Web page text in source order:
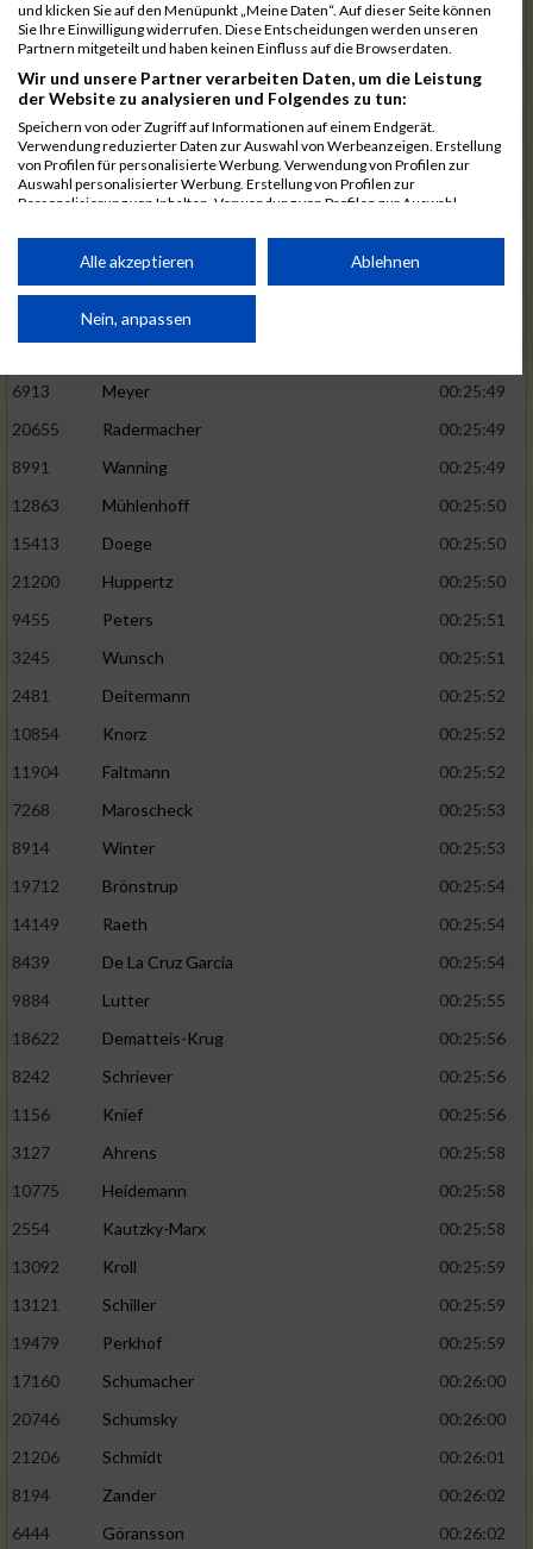
1582 Funken
00:25:42
12220
Cosma
00:25:43
9678
Exner
00:25:43
11817
Schmaul-Klaibee
6812
Koch
00:25:47
9610
Linß
00:25:47
706
Wehmeier
00:25:48
Küpper
Inhoff
6913
Meyer
00:25:49
20655
Radermacher
00:25:49
8991
Wanning
00:25:49
12863
Mühlenhoff
00:25:50
15413
Doege
00:25:50
21200
Huppertz
00:25:50
9455
Peters
00:25:51
3245
Wunsch
00:25:51
2481
Deitermann
00:25:52
10854
Knorz
00:25:52
11904
Faltmann
00:25:52
7268
Maroscheck
00:25:53
8914
Winter
00:25:53
19712
Brönstrup
00:25:54
14149
Raeth
00:25:54
8439
De La Cruz Garcia
00:25:54
9884
Lutter
00:25:55
18622
Dematteis-Krug
00:25:56
8242
Schriever
00:25:56
1156
Knief
00:25:56
3127
Ahrens
00:25:58
10775
Heidemann
00:25:58
2554
Kautzky-Marx
00:25:58
13092
Kroll
00:25:59
13121
Schiller
00:25:59
19479
Perkhof
00:25:59
17160
Schumacher
00:26:00
20746
Schumsky
00:26:00
21206
Schmidt
00:26:01
8194
Zander
00:26:02
6444
Göransson
00:26:02
und klicken Sie auf den Menüpunkt „Meine Daten“. Auf dieser Seite können
Sie Ihre Einwilligung widerrufen. Diese Entscheidungen werden unseren
Partnern mitgeteilt und haben keinen Einfluss auf die Browserdaten.
Wir und unsere Partner verarbeiten Daten, um die Leistung
der Website zu analysieren und Folgendes zu tun:
Speichern von oder Zugriff auf Informationen auf einem Endgerät.
Verwendung reduzierter Daten zur Auswahl von Werbeanzeigen. Erstellung
von Profilen für personalisierte Werbung. Verwendung von Profilen zur
Auswahl personalisierter Werbung. Erstellung von Profilen zur
Personalisierung von Inhalten. Verwendung von Profilen zur Auswahl
Performance von Inhalten. Analyse von Zielgruppen durch Statistiken oder
Kombinationen von Daten aus verschiedenen Quellen. Entwicklung und
von Inhalten.
Daten können außerhalb der Europäischen Union weitergegeben und in die
Website/App.
Partnerliste anzeigen (1 IAB-Anbieter)
Wir nutzen Ihre Daten für folgende Zwecke:
Speichern von oder Zugriff auf Informationen
auf einem Endgerät
von Werbeanzeigen
Werbung
personalisierter Werbung
von Inhalten
personalisierter Inhalte
Analyse von Zielgruppen durch Statistiken
verschiedenen Quellen
Verwendung reduzierter Daten zur Auswahl
IAB-Besonderheiten:
Verwendung genauer Standortdaten
Informationen identifizieren
Alle akzeptieren Ablehnen
Nein, anpassen